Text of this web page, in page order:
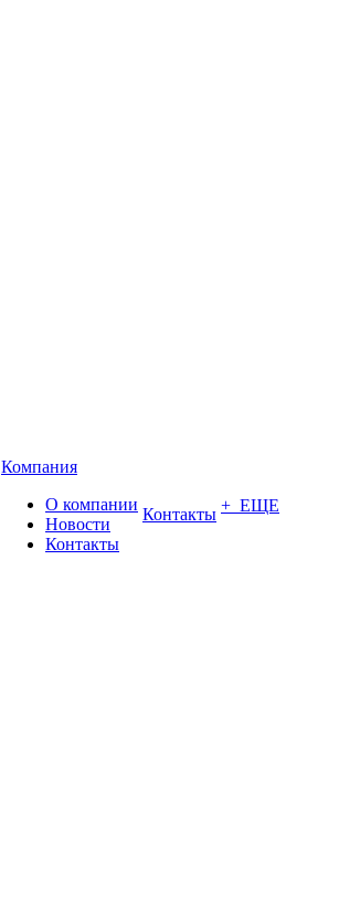
Компания
О компании
Новости
Контакты
Контакты + ЕЩЕ